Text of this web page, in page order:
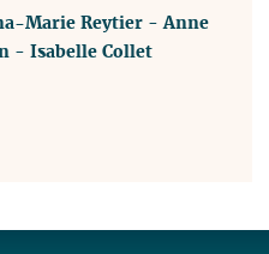
Marie Reytier -Anne
-Isabelle Collet